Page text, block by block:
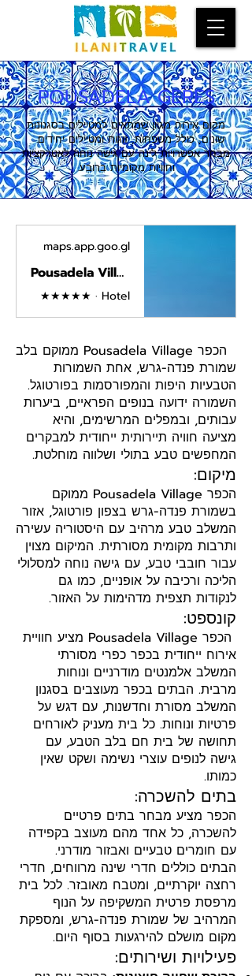
POUSADELA GERES
מקום אירוח מגוון שמתאים למטיילים בסגנונות
שונים, כולל משפחות, זוגות ומטיילים יחידים.
מבחר אפשרויות לינה עם גישה נוחה לאטרקציות
וחוויות מקומיות ברובע.
maps.app.goo.gl
Pousadela Village - Aldeamento Turístico · R. do Riso 835, 4850-214, Portugal
★★★★★ · Hotel
הכפר Pousadela Village ממוקם בלב
שמורת פנדה-גרש, אחת השמורות
הטבעיות היפות והמפורסמות בפורטוגל.
השמורה ידועה בנופים הפראיים, ביערות
עבותים, ובמפלים המרשימים, והיא
מציעה חוויה תיירותית ייחודית למבקרים
המחפשים טבע בתולי ושלווה מוחלטת.
מיקום:
הכפר Pousadela Village ממוקם
בשמורת פנדה-גרש בצפון פורטוגל, אזור
המשלב טבע מרהיב עם היסטוריה עשירה
ותרבות מקומית מסורתית. המיקום מצוין
עבור חובבי טבע, עם גישה נוחה למסלולי
הליכה ורכיבה על אופניים, כמו גם
לנקודות תצפית מדהימות על האזור.
קונספט:
הכפר Pousadela Village מציע חוויית
אירוח ייחודית בכפר כפרי מסורתי
המשלב אלמנטים מודרניים ונוחות
מרבית. הבתים בכפר מעוצבים בסגנון
המשלב מסורת וחדשנות, עם דגש על
פרטיות ונוחות. כל בית מעניק לאורחים
תחושה של בית חם בלב הטבע, עם
גישה לנופים עוצרי נשימה ושקט שאין
כמותו.
בתים להשכרה:
הכפר מציע מבחר בתים פרטיים
להשכרה, כל אחד מהם מעוצב בקפידה
עם חומרים טבעיים ואבזור מודרני.
הבתים כוללים חדרי שינה מרווחים, חדרי
רחצה יוקרתיים, ומטבח מאובזר. לכל בית
מרפסת פרטית המשקיפה על הנוף
המרהיב של שמורת פנדה-גרש, ומספקת
מקום מושלם להירגעות בסוף היום.
פעילויות ושירותים: